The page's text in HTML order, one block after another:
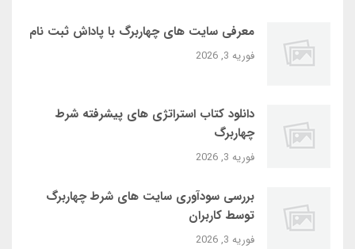
معرفی سایت‌ های چهاربرگ با پاداش ثبت‌ نام
فوریه 3, 2026
دانلود کتاب استراتژی‌ های پیشرفته شرط
چهاربرگ
فوریه 3, 2026
بررسی سودآوری سایت‌ های شرط چهاربرگ
توسط کاربران
فوریه 3, 2026